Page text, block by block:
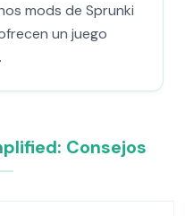
mods de Sprunki
un juego
Consejos